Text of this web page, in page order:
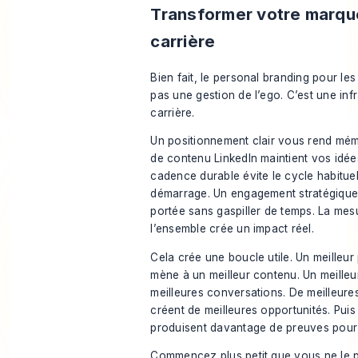
Transformer votre
carrière
Bien fait, le personal branding pour les
pas une gestion de l’ego. C’est une
carrière.
Un positionnement clair vous rend
de contenu LinkedIn maintient vos
cadence durable évite le cycle
démarrage. Un engagement
portée sans gaspiller de temps. La
l’ensemble crée un impact réel.
Cela crée une boucle utile. Un
mène à un meilleur contenu. Un
meilleures conversations. De
créent de meilleures opportunités.
produisent davantage de preuves